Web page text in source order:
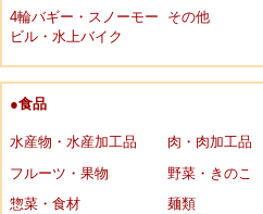
4輪バギー・スノーモー
ビル・水上バイク
その他
●食品
水産物・水産加工品
肉・肉加工品
フルーツ・果物
野菜・きのこ
惣菜・食材
麺類